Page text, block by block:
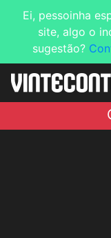
Ei, pessoinha
site, algo o
sugestão?